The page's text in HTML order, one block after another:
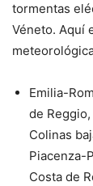
tormentas
Véneto. Aquí
Emilia-
de
Colinas
Piacenza-
Costa de